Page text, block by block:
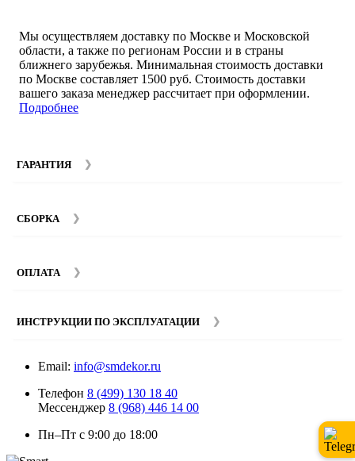
Мы осуществляем доставку по Москве и Московской
области, а также по регионам России и в страны
ближнего зарубежья. Минимальная стоимость доставки
по Москве составляет 1500 руб. Стоимость доставки
вашего заказа менеджер рассчитает при оформлении.
Подробнее
ГАРАНТИЯ
составляет 12 месяцев с момента покупки при
СБОРКА
Стоимость сборки зависит от количества и моделей
ОПЛАТА
ИНСТРУКЦИИ ПО ЭКСПЛУАТАЦИИ
Email: info@smdekor.ru
Телефон 8 (499) 130 18 40
Мессенджер 8 (968) 446 14 00
Пн–Пт с 9:00 до 18:00